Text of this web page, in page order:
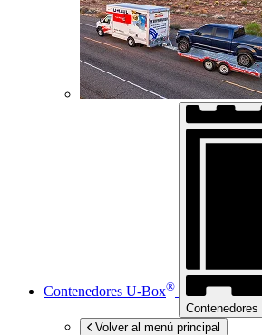
Contenedores U-Box®
Contenedores
Volver al menú principal